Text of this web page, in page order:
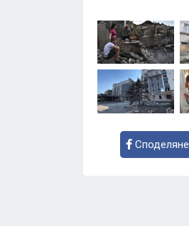
Споделяне